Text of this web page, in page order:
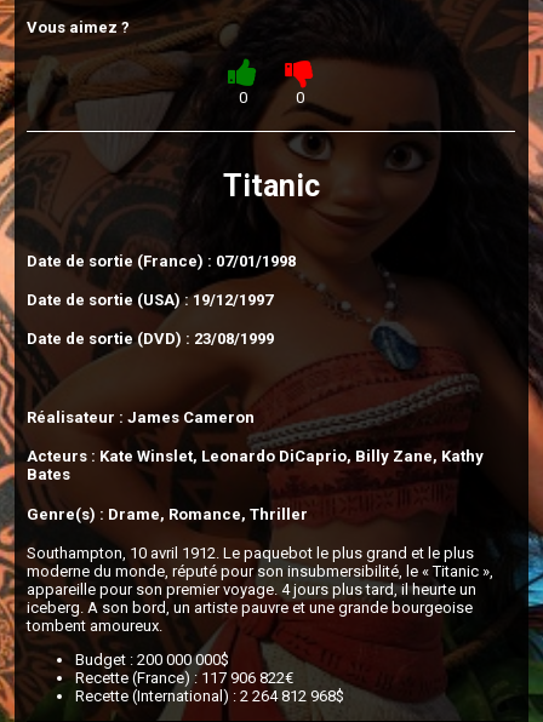
Vous aimez ?
0 0
Titanic
Date de sortie (France) : 07/01/1998
Date de sortie (USA) : 19/12/1997
Date de sortie (DVD) : 23/08/1999
Réalisateur : James Cameron
Acteurs : Kate Winslet, Leonardo DiCaprio, Billy Zane, Kathy
Bates
Genre(s) : Drame, Romance, Thriller
Southampton, 10 avril 1912. Le paquebot le plus grand et le plus
moderne du monde, réputé pour son insubmersibilité, le « Titanic »,
appareille pour son premier voyage. 4 jours plus tard, il heurte un
iceberg. A son bord, un artiste pauvre et une grande bourgeoise
tombent amoureux.
Budget : 200 000 000$
Recette (France) : 117 906 822€
Recette (International) : 2 264 812 968$